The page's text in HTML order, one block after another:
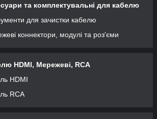
та комплектувальні для кабелю
для зачистки кабелю
коннектори, модулі та роз'єми
HDMI, Мережеві, RCA
HDMI
RCA